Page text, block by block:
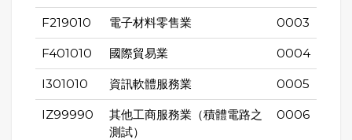
F219010 電子材料零售業 0003
F401010 國際貿易業 0004
I301010 資訊軟體服務業 0005
IZ99990
其他工商服務業（積體電路之
測試）
0006